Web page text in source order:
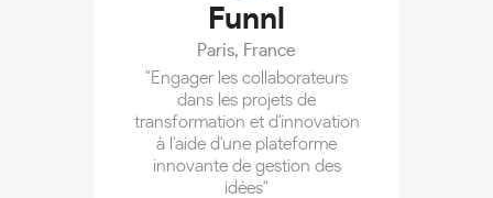
Funnl
Paris, France
"Engager les collaborateurs
dans les projets de
transformation et d'innovation
à l'aide d'une plateforme
innovante de gestion des
idées"